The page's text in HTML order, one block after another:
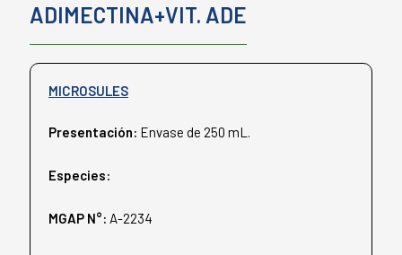
ADIMECTINA+VIT. ADE
MICROSULES
Presentación: Envase de 250 mL.
Especies:
MGAP N°: A-2234